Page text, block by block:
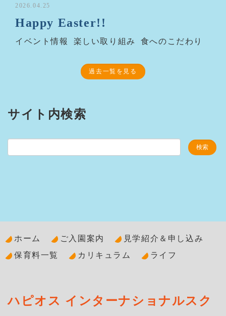
Happy Easter!!
2026.04.25
イベント情報 楽しい取り組み 食へのこだわり
過去一覧を見る
サイト内検索
ホーム ご入園案内
見学紹介＆申し込み
保育料一覧
カリキュラム ライフ
ハピオス インターナショナルスク